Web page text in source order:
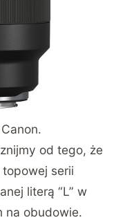
od tego, że
serii
literą “L” w
na obudowie.